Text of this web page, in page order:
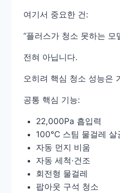
여기서 중요한 건:
“플러스가 청소 못하는 모
전혀 아닙니다.
오히려 핵심 청소 성능은
공통 핵심 기능:
22,000Pa 흡입력
100℃ 스팀 물걸레 살
자동 먼지 비움
자동 세척·건조
회전형 물걸레
팝아웃 구석 청소